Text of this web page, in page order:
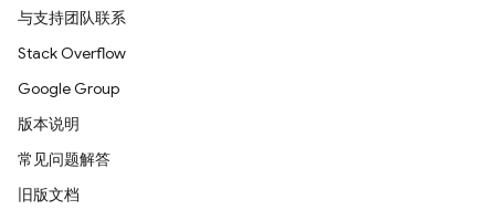
与支持团队联系
Stack Overflow
Google Group
版本说明
常见问题解答
旧版文档